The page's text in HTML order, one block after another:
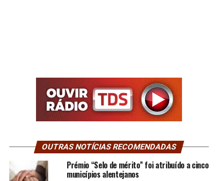
OUTRAS NOTÍCIAS RECOMENDADAS
Prémio “Selo de mérito” foi atribuído a cinco
municípios alentejanos